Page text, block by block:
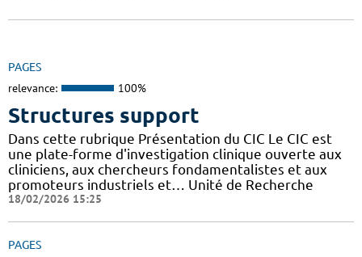
PAGES
relevance: 100%
Structures support
Dans cette rubrique Présentation du CIC Le CIC est
une plate-forme d'investigation clinique ouverte aux
cliniciens, aux chercheurs fondamentalistes et aux
promoteurs industriels et… Unité de Recherche
18/02/2026 15:25
PAGES